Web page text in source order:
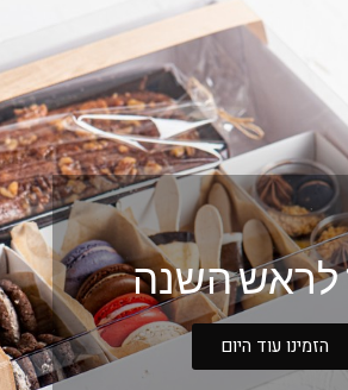
Featured Products
מוצרים חדשים
לראש השנה
הזמינו עוד היום